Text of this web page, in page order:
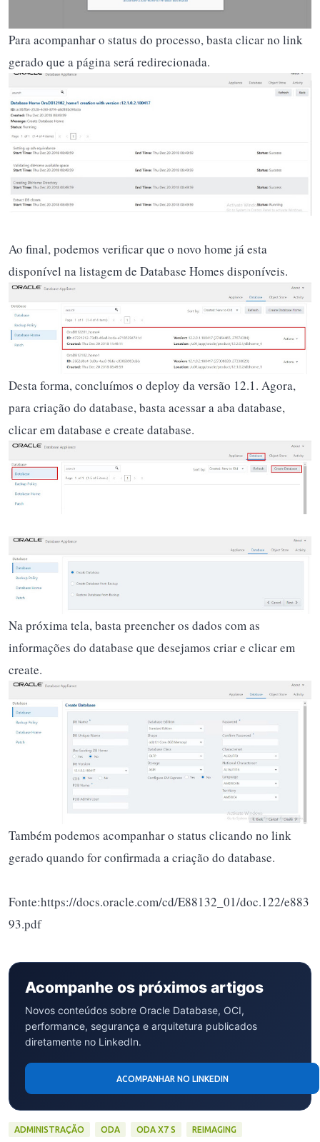
Para acompanhar o status do processo, basta clicar no link
gerado que a página será redirecionada.
Ao final, podemos verificar que o novo home já esta
disponível na listagem de Database Homes disponíveis.
Desta forma, concluímos o deploy da versão 12.1. Agora,
para criação do database, basta acessar a aba database,
clicar em database e create database.
Na próxima tela, basta preencher os dados com as
informações do database que desejamos criar e clicar em
create.
Também podemos acompanhar o status clicando no link
gerado quando for confirmada a criação do database.
Fonte:https://docs.oracle.com/cd/E88132_01/doc.122/e883
93.pdf
Acompanhe os próximos artigos
Novos conteúdos sobre Oracle Database, OCI,
performance, segurança e arquitetura publicados
diretamente no LinkedIn.
ACOMPANHAR NO LINKEDIN
ADMINISTRAÇÃO ODA ODA X7 S REIMAGING